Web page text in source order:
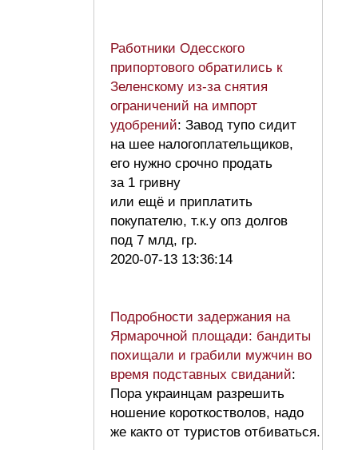
Работники Одесского
припортового обратились к
Зеленскому из-за снятия
ограничений на импорт
удобрений: Завод тупо сидит
на шее налогоплательщиков,
его нужно срочно продать
за 1 гривну
или ещё и приплатить
покупателю, т.к.у опз долгов
под 7 млд, гр.
2020-07-13 13:36:14
Подробности задержания на
Ярмарочной площади: бандиты
похищали и грабили мужчин во
время подставных свиданий:
Пора украинцам разрешить
ношение короткостволов, надо
же както от туристов отбиваться.